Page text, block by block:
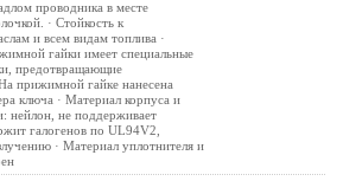
проводника в месте
· Стойкость к
и всем видам топлива ·
гайки имеет специальные
предотвращающие
прижимной гайке нанесена
ключа · Материал корпуса и
нейлон, не поддерживает
галогенов по UL94V2,
· Материал уплотнителя и